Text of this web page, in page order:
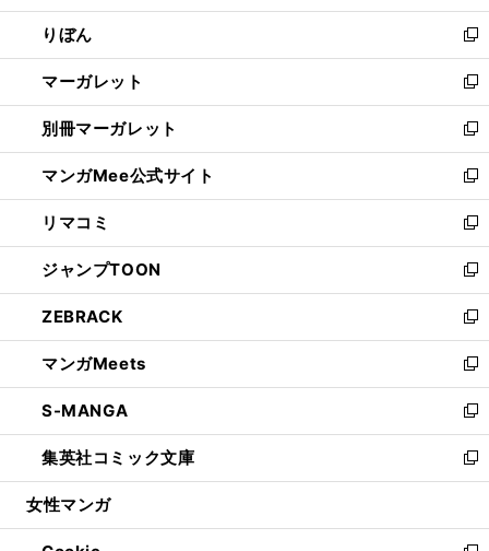
開
く
ウ
で
開
く
ン
ド
ウ
で
開
く
ウ
ィ
ン
ド
ウ
で
開
く
りぼん
新
し
い
ウ
ィ
ン
ド
ウ
で
開
く
マーガレット
新
し
い
ウ
ィ
ン
ド
ウ
で
開
く
別冊マーガレット
新
し
い
ウ
ィ
ン
ド
ウ
で
開
く
マンガMee公式サイト
新
し
い
ウ
ィ
ン
ド
ウ
で
開
く
リマコミ
新
し
い
ウ
ィ
ン
ド
ウ
で
開
く
ジャンプTOON
新
し
い
ウ
ィ
ン
ド
ウ
で
開
ZEBRACK
新
し
い
ウ
ィ
ン
ド
ウ
開
マンガMeets
新
し
い
ウ
ィ
ン
ウ
S-MANGA
新
し
い
ウ
ン
集英社コミック文庫
新
し
ウ
女性マンガ